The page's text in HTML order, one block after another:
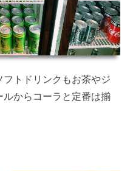
フトドリンクもお茶やジ
ルからコーラと定番は揃